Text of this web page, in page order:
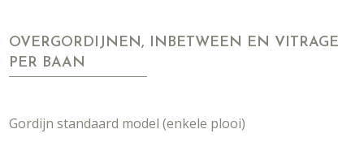
OVERGORDIJNEN, INBETWEEN EN VITRAGE
PER BAAN
Gordijn standaard model (enkele plooi)